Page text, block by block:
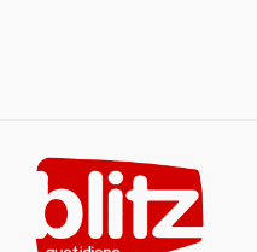
content